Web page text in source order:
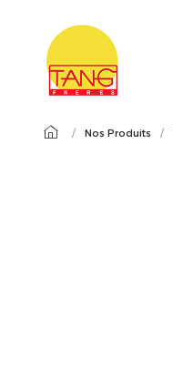
/ Nos Produits /